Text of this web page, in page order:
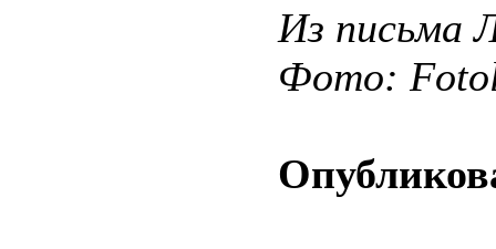
Из письма
Фото: